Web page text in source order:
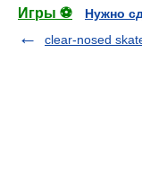
Игры ⚽
Нужно
clear-nosed